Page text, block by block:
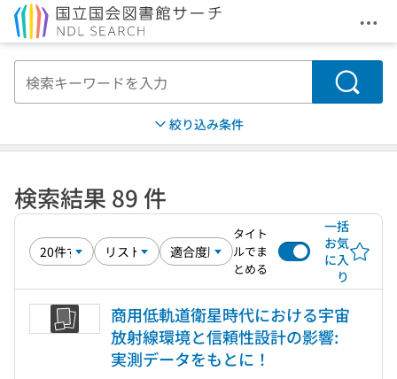
メ
検索
絞り込み条件
検索結果 89 件
タイト
ルでま
とめる
一括
お気
に入
り
商用低軌道衛星時代における宇宙
放射線環境と信頼性設計の影響:
実測データをもとに！